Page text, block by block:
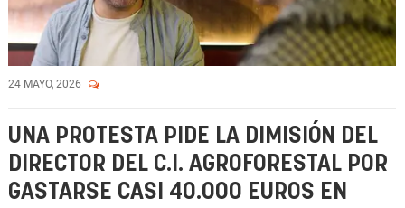
24 MAYO, 2026
UNA PROTESTA PIDE LA DIMISIÓN DEL
DIRECTOR DEL C.I. AGROFORESTAL POR
GASTARSE CASI 40.000 EUROS EN